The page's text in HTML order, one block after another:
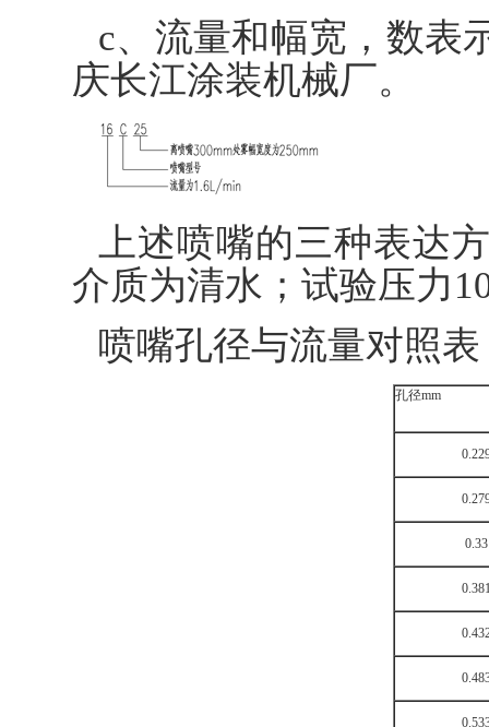
c、流量和幅宽，数表
庆长江涂装机械厂。
上述喷嘴的三种表达
介质为清水；试验压力
喷嘴孔径与流量对照表
孔径mm
0.33